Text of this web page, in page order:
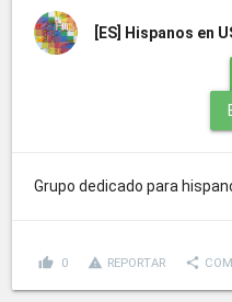
[ES] Hispanos en
Grupo dedicado para
thumb_up 0 report_problem REPORTAR share